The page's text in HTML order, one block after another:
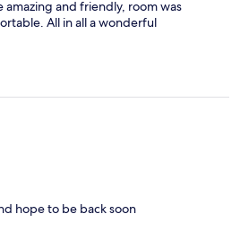
amazing and friendly, room was
All in all a wonderful
hope to be back soon